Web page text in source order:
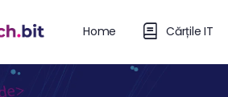
Home Cărțile IT